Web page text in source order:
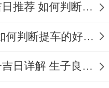
龙年12月出生宝宝的吉日推荐 如何判断吉日是否适合宝宝
2025年提车吉日解析 如何判断提车的好日子
农历甲辰龙年12月生子吉日详解 生子良辰的影响因素